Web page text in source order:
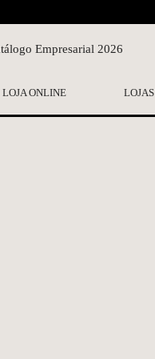
Empresarial 2026
LOJA ONLINE LOJAS